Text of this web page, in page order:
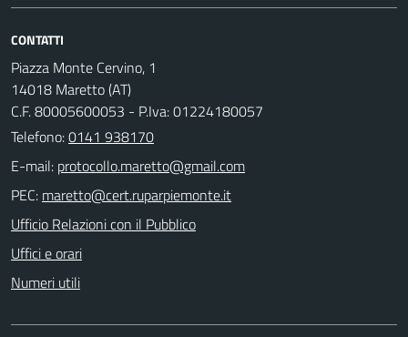
CONTATTI
Piazza Monte Cervino, 1
14018 Maretto (AT)
C.F. 80005600053 - P.Iva: 01224180057
Telefono:0141 938170
E-mail:
PEC:
Ufficio Relazioni con il Pubblico
Uffici e orari
Numeri utili